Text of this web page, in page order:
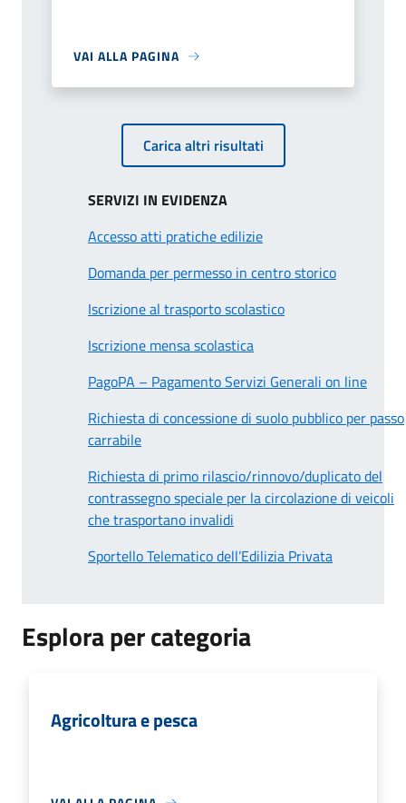
VAI ALLA PAGINA
Carica altri risultati
SERVIZI IN EVIDENZA
Accesso atti pratiche edilizie
Domanda per permesso in centro storico
Iscrizione al trasporto scolastico
Iscrizione mensa scolastica
PagoPA – Pagamento Servizi Generali on line
Richiesta di concessione di suolo pubblico per passo
carrabile
Richiesta di primo rilascio/rinnovo/duplicato del
contrassegno speciale per la circolazione di veicoli
che trasportano invalidi
Sportello Telematico dell’Edilizia Privata
Esplora per categoria
Agricoltura e pesca